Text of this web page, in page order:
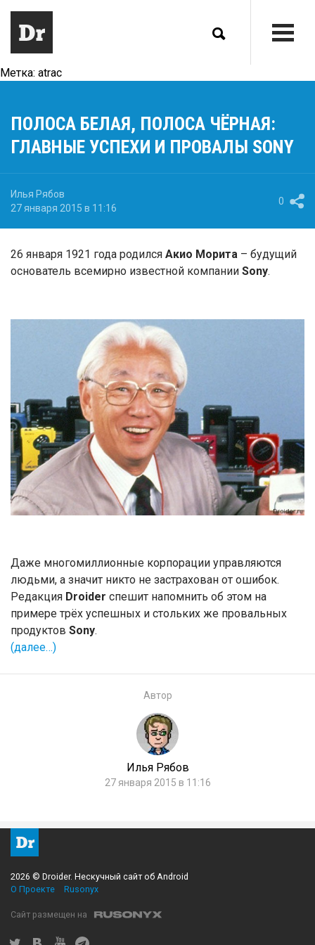
Метка: atrac
ПОЛОСА БЕЛАЯ, ПОЛОСА ЧЁРНАЯ:
ГЛАВНЫЕ УСПЕХИ И ПРОВАЛЫ SONY
Илья Рябов
27 января 2015 в 11:16
0
26 января 1921 года родился Акио Морита – будущий
основатель всемирно известной компании Sony.
Даже многомиллионные корпорации управляются
людьми, а значит никто не застрахован от ошибок.
Редакция Droider спешит напомнить об этом на
примере трёх успешных и стольких же провальных
продуктов Sony.
(далее…)
Автор
Илья Рябов
27 января 2015 в 11:16
2026 © Droider. Нескучный сайт об Android
О Проекте
Rusonyx
Сайт размещен на